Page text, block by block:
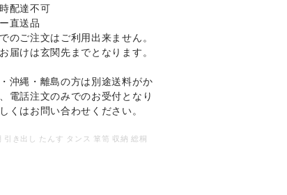
配達不可
直送品
のご注文はご利用出来ません。
届けは玄関先までとなります。
沖縄・離島の方は別途送料がか
電話注文のみでのお受付となり
くはお問い合わせください。
引き出し たんす タンス 箪笥 収納 総桐